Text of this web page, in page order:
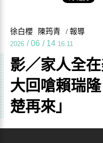
徐白櫻 陳筠青 / 報導
2026 / 06 / 14 16:11
影／家人全
大回嗆賴瑞
楚再來」